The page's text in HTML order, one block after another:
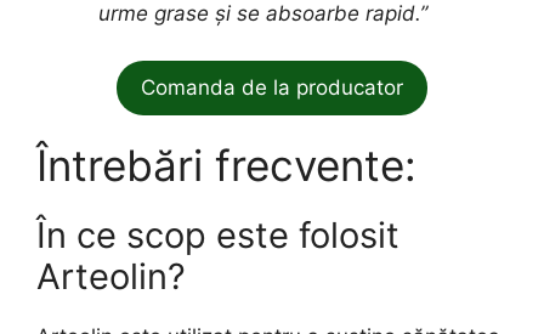
urme grase și se absoarbe rapid.”
Comanda de la producator
Întrebări frecvente:
În ce scop este folosit
Arteolin?